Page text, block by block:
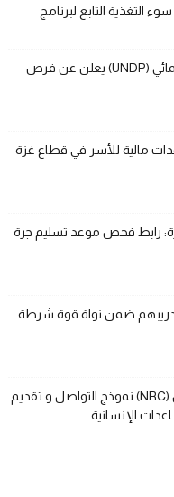
التغذية التابع لبرنامج
برنامج الأمم المتحدة الإنمائي (UNDP) يعلن عن فرص
مالية للأسر في قطاع غزة
رابط فحص موعد تسليم جرة
لتدريبهم ضمن نواة قوة شرطة
المجلس النرويجي للاجئين (NRC) نموذج التواصل و تقديم
الإنسانية